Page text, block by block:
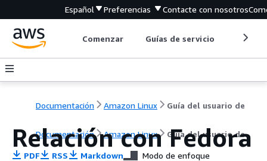
Español Preferencias Contacte con nosotros
Comenzar Guías de servicio
Documentación Amazon Linux Guía del usuario de
Documentación Amazon Linux Guía del usuario de
Relación con Fedora
PDF RSS Markdown Modo de enfoque